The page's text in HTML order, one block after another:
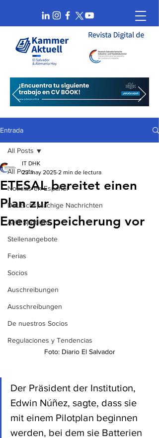
Entrada
All Posts
Noticias en Español
Deutschsprachige Nachrichten
AHK Spotlight
Stellenangebote
Ferias
Socios
Auschreibungen
Ausschreibungen
De nuestros Socios
Regulaciones y Tendencias
All Posts
ETESAL bereitet einen
Plan zur
Energiespeicherung vor
IT DHK
23 may 2025 2 min de lectura
Foto: Diario El Salvador
Der Präsident der Institution,
Edwin Núñez, sagte, dass sie
mit einem Pilotplan beginnen
werden, bei dem sie Batterien